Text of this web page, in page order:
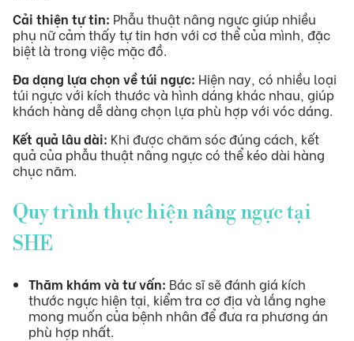
Cải thiện tự tin: Phẫu thuật nâng ngực giúp nhiều
phụ nữ cảm thấy tự tin hơn với cơ thể của mình, đặc
biệt là trong việc mặc đồ.
Đa dạng lựa chọn về túi ngực: Hiện nay, có nhiều loại
túi ngực với kích thước và hình dáng khác nhau, giúp
khách hàng dễ dàng chọn lựa phù hợp với vóc dáng.
Kết quả lâu dài: Khi được chăm sóc đúng cách, kết
quả của phẫu thuật nâng ngực có thể kéo dài hàng
chục năm.
Quy trình thực hiện nâng ngực tại
SHE
Thăm khám và tư vấn: Bác sĩ sẽ đánh giá kích
thước ngực hiện tại, kiểm tra cơ địa và lắng nghe
mong muốn của bệnh nhân để đưa ra phương án
phù hợp nhất.